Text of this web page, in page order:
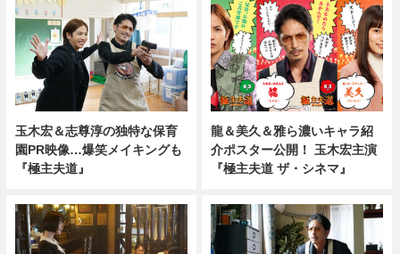
玉木宏＆志尊淳の独特な保育
園PR映像…爆笑メイキングも
『極主夫道』
龍＆美久＆雅ら濃いキャラ紹
介ポスター公開！ 玉木宏主演
『極主夫道 ザ・シネマ』